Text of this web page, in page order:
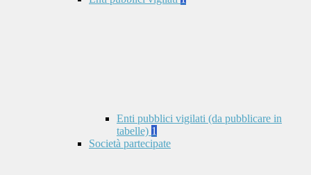
Enti pubblici vigilati (da pubblicare in
tabelle) 1
Società partecipate